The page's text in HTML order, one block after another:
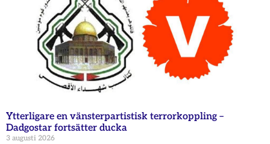
Ytterligare en vänsterpartistisk terrorkoppling –
Dadgostar fortsätter ducka
3 augusti 2026